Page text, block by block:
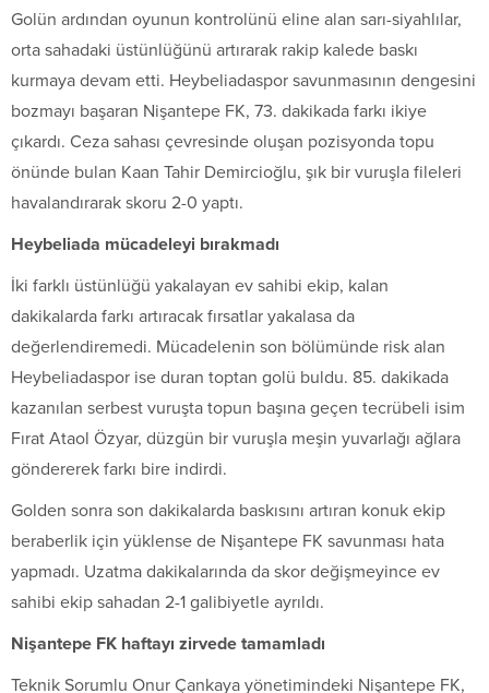
Golün ardından oyunun kontrolünü eline alan sarı-siyahlılar,
orta sahadaki üstünlüğünü artırarak rakip kalede baskı
kurmaya devam etti. Heybeliadaspor savunmasının dengesini
bozmayı başaran Nişantepe FK, 73. dakikada farkı ikiye
çıkardı. Ceza sahası çevresinde oluşan pozisyonda topu
önünde bulan Kaan Tahir Demircioğlu, şık bir vuruşla fileleri
havalandırarak skoru 2-0 yaptı.
Heybeliada mücadeleyi bırakmadı
İki farklı üstünlüğü yakalayan ev sahibi ekip, kalan
dakikalarda farkı artıracak fırsatlar yakalasa da
değerlendiremedi. Mücadelenin son bölümünde risk alan
Heybeliadaspor ise duran toptan golü buldu. 85. dakikada
kazanılan serbest vuruşta topun başına geçen tecrübeli isim
Fırat Ataol Özyar, düzgün bir vuruşla meşin yuvarlağı ağlara
göndererek farkı bire indirdi.
Golden sonra son dakikalarda baskısını artıran konuk ekip
beraberlik için yüklense de Nişantepe FK savunması hata
yapmadı. Uzatma dakikalarında da skor değişmeyince ev
sahibi ekip sahadan 2-1 galibiyetle ayrıldı.
Nişantepe FK haftayı zirvede tamamladı
Teknik Sorumlu Onur Çankaya yönetimindeki Nişantepe FK,